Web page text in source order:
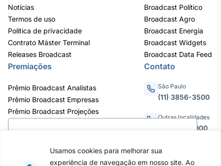
como você interage em nosso site e
Usamos cookies para melhorar sua
experiência de navegação em nosso site. Ao
Notícias
Termos de uso
Política de privacidade
Contrato Máster Terminal
Releases Broadcast
Broadcast Político
Broadcast Agro
Broadcast Energia
Broadcast Widgets
Broadcast Data Feed
Premiações
Prêmio Broadcast Analistas
Prêmio Broadcast Empresas
Prêmio Broadcast Projeções
Contato
São Paulo
(11) 3856-3500
Outras localidades
0800.011.3000